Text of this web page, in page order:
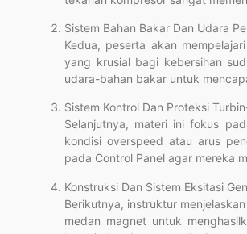
Sistem Bahan Bakar Dan Udara
Kedua, peserta akan
yang krusial bagi kebersihan
udara-bahan bakar untuk
Sistem Kontrol Dan Proteksi
Selanjutnya, materi ini fokus
kondisi overspeed atau arus
pada Control Panel agar mereka
Konstruksi Dan Sistem Eksitasi
Berikutnya, instruktur
medan magnet untuk